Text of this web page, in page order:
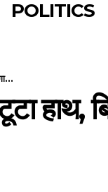
POLITICS
हाथ,